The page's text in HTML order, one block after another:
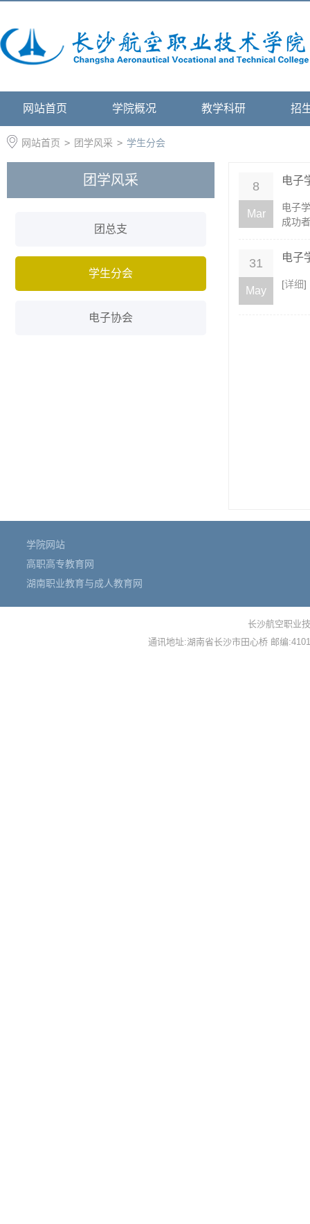
网站首页 学院概况 教学科研 招
网站首页 > 团学风采 > 学生分会
团学风采
团总支
学生分会
电子协会
8
Mar
电子
电子
成功
31
May
电子
[详细]
学院网站
高职高专教育网
湖南职业教育与成人教育网
长沙航空职业
通讯地址:湖南省长沙市田心桥 邮编